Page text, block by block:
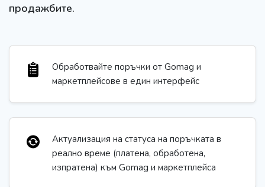
продажбите.
Обработвайте поръчки от Gomag и
маркетплейсове в един интерфейс
Актуализация на статуса на поръчката в
реално време (платена, обработена,
изпратена) към Gomag и маркетплейса